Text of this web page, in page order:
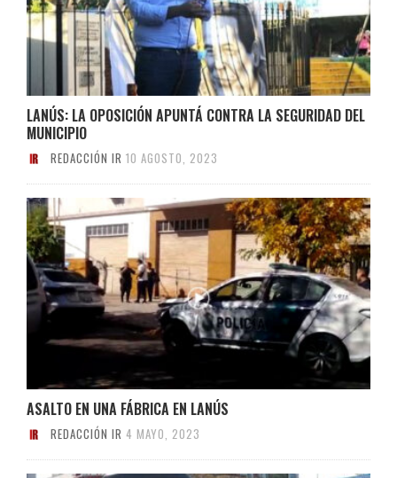
LANÚS: LA OPOSICIÓN APUNTÁ CONTRA LA SEGURIDAD DEL
MUNICIPIO
REDACCIÓN IR 10 AGOSTO, 2023
ASALTO EN UNA FÁBRICA EN LANÚS
REDACCIÓN IR 4 MAYO, 2023